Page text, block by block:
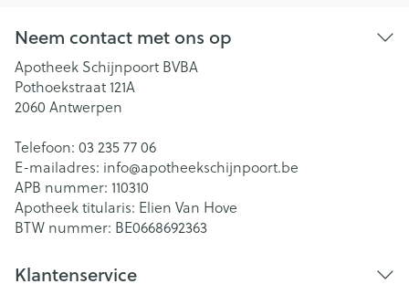
Neem contact met ons op
Apotheek Schijnpoort BVBA
Pothoekstraat 121A
2060 Antwerpen
Telefoon: 03 235 77 06
E-mailadres: info@apotheekschijnpoort.be
APB nummer: 110310
Apotheek titularis: Elien Van Hove
BTW nummer: BE0668692363
Klantenservice